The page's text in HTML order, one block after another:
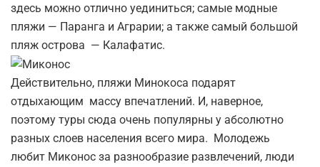
здесь можно отлично уединиться; самые модные
пляжи — Паранга и Аграрии; а также самый большой
пляж острова — Калафатис.
Действительно, пляжи Минокоса подарят
отдыхающим массу впечатлений. И, наверное,
поэтому туры сюда очень популярны у абсолютно
разных слоев населения всего мира. Молодежь
любит Миконос за разнообразие развлечений, люди